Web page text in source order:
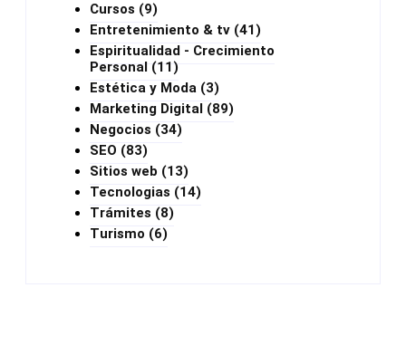
Cursos (9)
Entretenimiento & tv (41)
Espiritualidad - Crecimiento
Personal (11)
Estética y Moda (3)
Marketing Digital (89)
Negocios (34)
SEO (83)
Sitios web (13)
Tecnologias (14)
Trámites (8)
Turismo (6)